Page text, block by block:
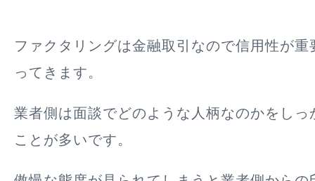
ファクタリングは金融取引なので信用性が
ってきます。
業者側は面談でどのような人柄なのかをしっ
ことが多いです。